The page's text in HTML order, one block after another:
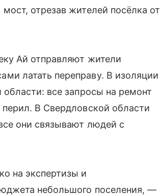
отрезав жителей посёлка от
Ай отправляют жители
латать переправу. В изоляции
все запросы на ремонт
В Свердловской области
они связывают людей с
на экспертизы и
небольшого поселения, —